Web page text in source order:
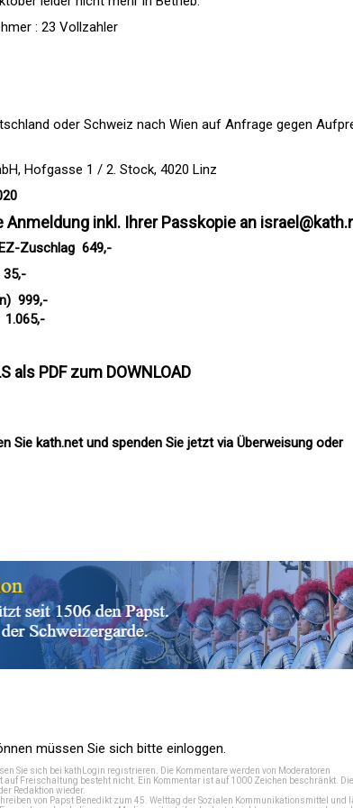
: 23 Vollzahler
oder Schweiz nach Wien auf Anfrage gegen
Hofgasse 1 / 2. Stock, 4020 Linz
inkl. Ihrer Passkopie an
Zuschlag  649,-
35,-
 999,-
1.065,-
als PDF zum DOWNLOAD
Sie kath.net und spenden Sie jetzt via Überweisung oder
müssen Sie sich bitte einloggen.
Sie sich bei kathLogin registrieren . Die Kommentare werden von Moderatoren
Freischaltung besteht nicht. Ein Kommentar ist auf 1000 Zeichen beschränkt. Die
Redaktion wieder.
von Papst Benedikt zum 45. Welttag der Sozialen Kommunikationsmittel und